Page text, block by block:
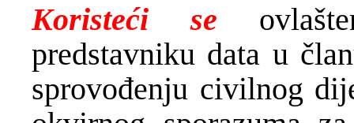
Koristeći se
predstavniku data u
sprovođenju civilnog